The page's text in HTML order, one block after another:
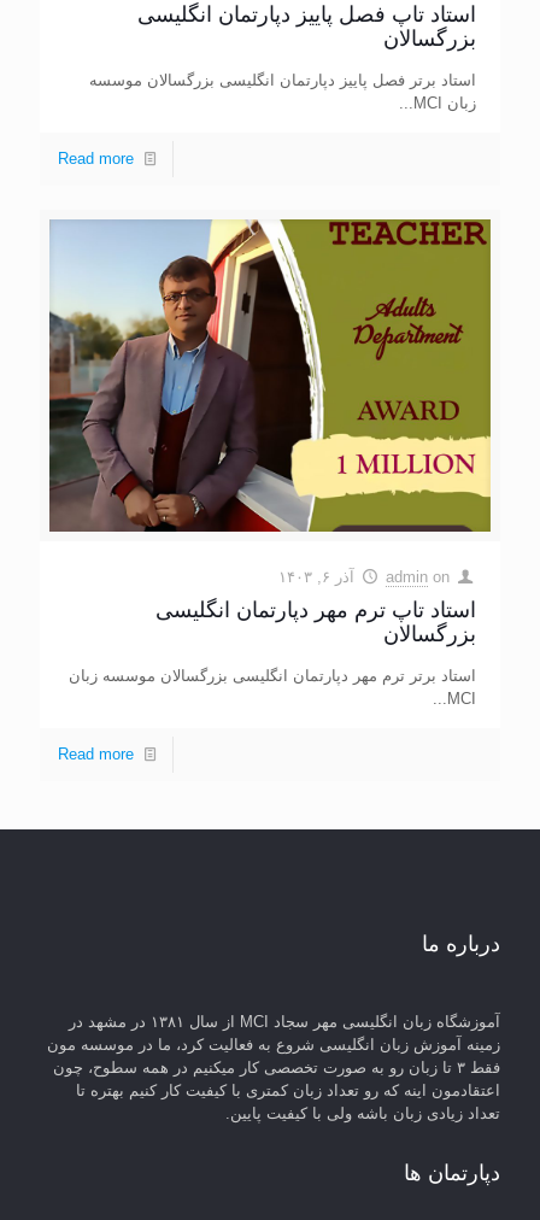
استاد تاپ فصل پاییز دپارتمان انگلیسی
بزرگسالان
استاد برتر فصل پاییز دپارتمان انگلیسی بزرگسالان موسسه
زبان MCI...
Read more
admin on آذر ۶, ۱۴۰۳
استاد تاپ ترم مهر دپارتمان انگلیسی
بزرگسالان
استاد برتر ترم مهر دپارتمان انگلیسی بزرگسالان موسسه زبان
MCI...
Read more
درباره ما
آموزشگاه زبان انگلیسی مهر سجاد MCI از سال ۱۳۸۱ در مشهد در
زمینه آموزش زبان انگلیسی شروع به فعالیت کرد، ما در موسسه مون
فقط ۳ تا زبان رو به صورت تخصصی کار میکنیم در همه سطوح، چون
اعتقادمون اینه که رو تعداد زبان کمتری با کیفیت کار کنیم بهتره تا
تعداد زیادی زبان باشه ولی با کیفیت پایین.
دپارتمان ها